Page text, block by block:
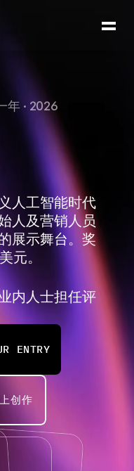
年 · 2026
佳
。
人工智能时代
人及营销人员
展示舞台。奖
元。
内人士担任评
ENTRY
创作